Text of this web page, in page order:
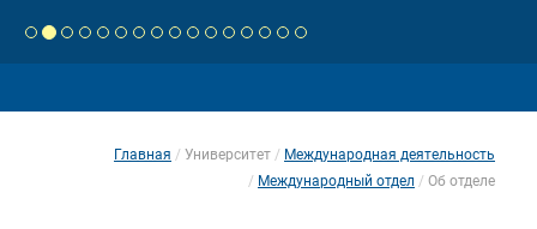
Главная Университет
Международная деятельность
Международный отдел
Об отделе